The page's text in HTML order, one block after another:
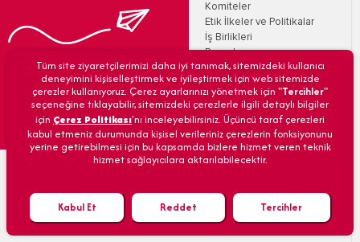
Bizi Takip Edin
Komiteler
Etik İlkeler ve Politikalar
İş Birlikleri
Raporlar
TEV’den Haberler
E-Bültenler
TEV'lilerden Hikayeler
Medya Merkezi
İhale Duyuruları
Eğitim Kurumlarımız
Bağış
Tüm site ziyaretçilerimizi daha iyi tanımak, sitemizdeki kullanıcı
deneyimini kişiselleştirmek ve iyileştirmek için web sitemizde
çerezler kullanıyoruz. Çerez ayarlarınızı yönetmek için "Tercihler"
seçeneğine tıklayabilir, sitemizdeki çerezlerle ilgili detaylı bilgiler
için Çerez Politikası'nı inceleyebilirsiniz. Üçüncü taraf çerezleri
kabul etmeniz durumunda kişisel verileriniz çerezlerin fonksiyonunu
yerine getirebilmesi için bu kapsamda bizlere hizmet veren teknik
hizmet sağlayıcılara aktarılabilecektir.
Kabul Et Reddet Tercihler